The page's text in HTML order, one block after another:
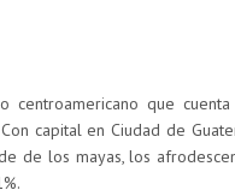
centroamericano que
capital en Ciudad de
de los mayas, los